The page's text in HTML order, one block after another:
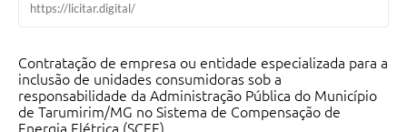
https://licitar.digital/
Contratação de empresa ou entidade especializada para a
inclusão de unidades consumidoras sob a
responsabilidade da Administração Pública do Município
de Tarumirim/MG no Sistema de Compensação de
Energia Elétrica (SCEE).